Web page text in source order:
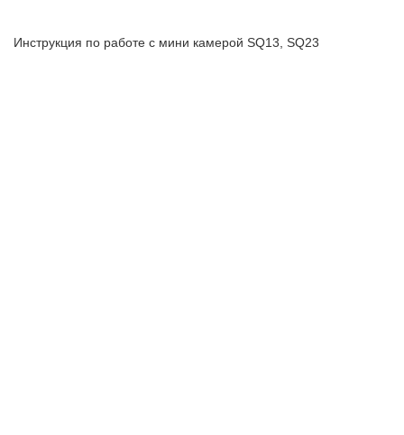
Инструкция по работе с мини камерой SQ13, SQ23